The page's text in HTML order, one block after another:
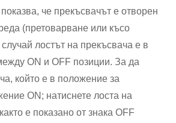
че прекъсвачът е отворен
(претоварване или късо
лостът на прекъсвача е в
ON и OFF позиции. За да
който е в положение за
ON; натиснете лоста на
е показано от знака OFF